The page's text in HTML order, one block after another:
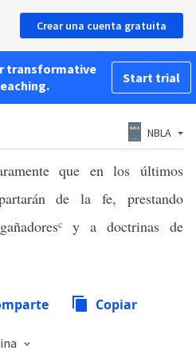
Crear una cuenta gratuita
transformative
Start trial
NBLA
que en los últimos
de la fe, prestando
c
y a doctrinas de
Copiar